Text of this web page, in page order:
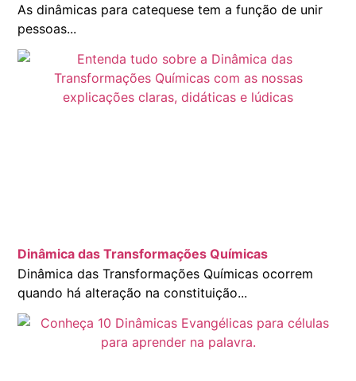
As dinâmicas para catequese tem a função de unir
pessoas...
Dinâmica das Transformações Químicas
Dinâmica das Transformações Químicas ocorrem
quando há alteração na constituição...